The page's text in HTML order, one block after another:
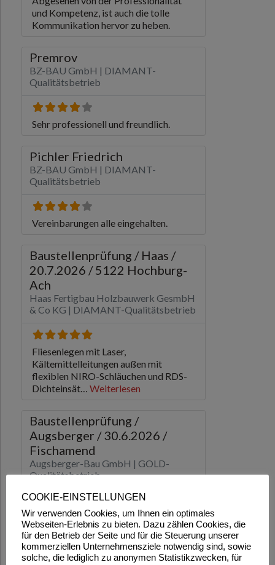
COOKIE-EINSTELLUNGEN
Wir verwenden Cookies, um Ihnen ein optimales
Webseiten-Erlebnis zu bieten. Dazu zählen Cookies, die
für den Betrieb der Seite und für die Steuerung unserer
kommerziellen Unternehmensziele notwendig sind, sowie
solche, die lediglich zu anonymen Statistikzwecken, für